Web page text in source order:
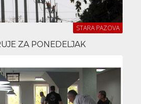
STARA PAZOVA
ZA PONEDELJAK